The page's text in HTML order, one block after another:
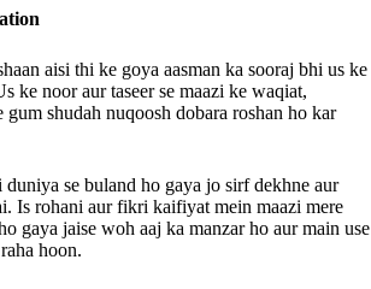
aisi thi ke goya aasman ka sooraj bhi us ke
ke noor aur taseer se maazi ke waqiat,
gum shudah nuqoosh dobara roshan ho kar
se buland ho gaya jo sirf dekhne aur
Is rohani aur fikri kaifiyat mein maazi mere
gaya jaise woh aaj ka manzar ho aur main use
hoon.